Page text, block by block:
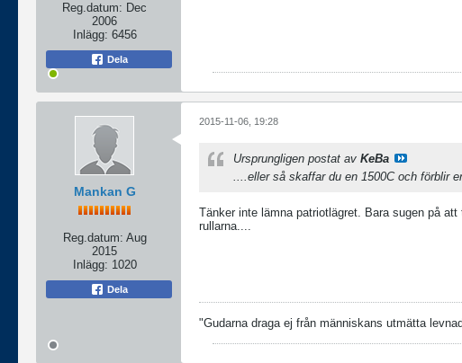
Reg.datum: Dec
2006
Inlägg: 6456
Dela
Mankan G
Reg.datum: Aug
2015
Inlägg: 1020
Dela
2015-11-06, 19:28
Ursprungligen postat av KeBa
....eller så skaffar du en 1500C och förblir
Tänker inte lämna patriotlägret. Bara sugen på
rullarna....
"Gudarna draga ej från människans utmätta